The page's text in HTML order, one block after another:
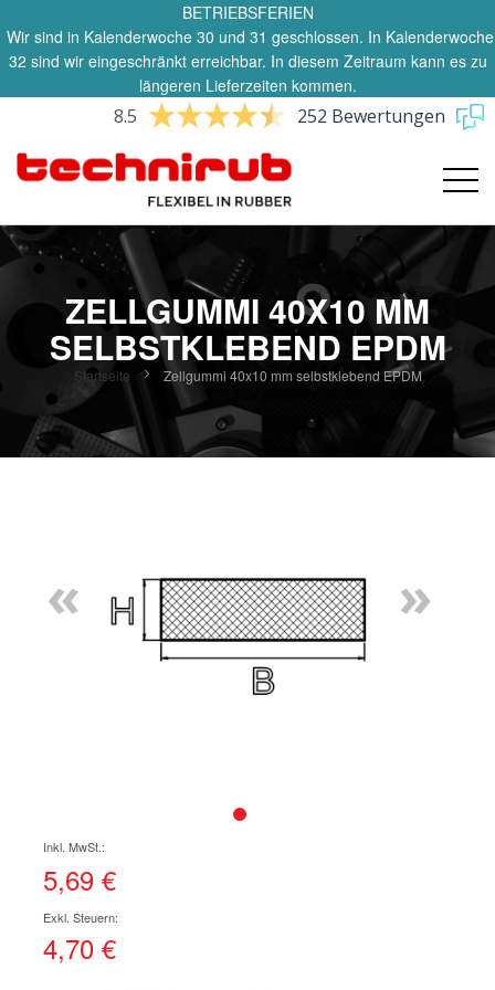
BETRIEBSFERIEN
Wir sind in Kalenderwoche 30 und 31 geschlossen. In Kalenderwoche
32 sind wir eingeschränkt erreichbar. In diesem Zeitraum kann es zu
längeren Lieferzeiten kommen.
8.5 252 Bewertungen
ZELLGUMMI 40X10 MM
SELBSTKLEBEND EPDM
Startseite Zellgummi 40x10 mm selbstklebend EPDM
« »
der
Bildgalerie
5,69 €
4,70 €